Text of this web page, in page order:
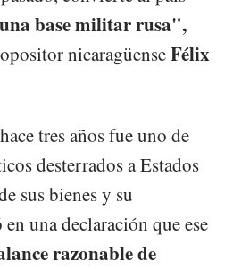
base militar rusa",
nicaragüenseFélix
tres años fue uno de
desterrados a Estados
sus bienes y su
una declaración que ese
razonable de